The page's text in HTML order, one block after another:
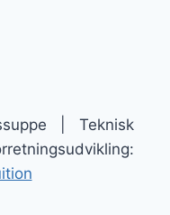
| Teknisk